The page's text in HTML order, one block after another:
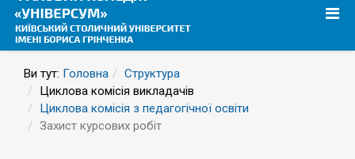
Ви тут: Головна
Структура
Циклова комісія викладачів
Циклова комісія з педагогічної освіти
Захист курсових робіт